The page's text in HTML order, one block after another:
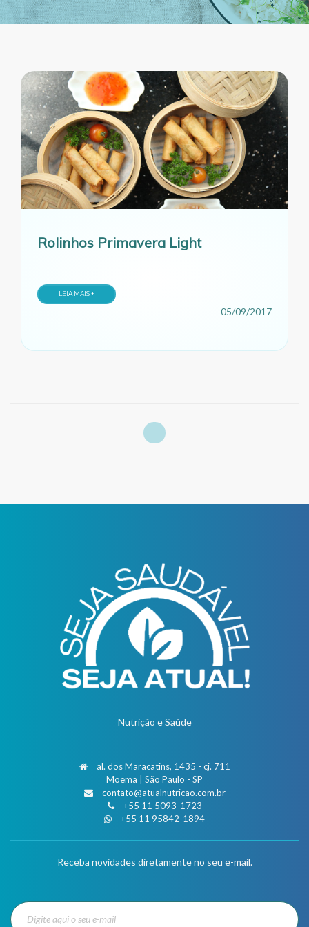
Rolinhos Primavera Light
LEIA MAIS +
05/09/2017
1
Nutrição e Saúde
al. dos Maracatins, 1435 - cj. 711
Moema | São Paulo - SP
contato@atualnutricao.com.br
+55 11 5093-1723
+55 11 95842-1894
Receba novidades diretamente no seu e-mail.